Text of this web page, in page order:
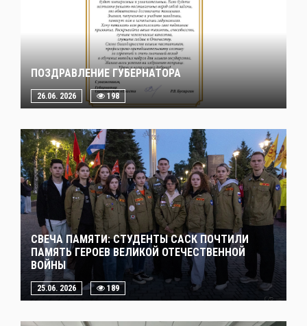
ПОЗДРАВЛЕНИЕ ГУБЕРНАТОРА
26.06. 2026 198
СВЕЧА ПАМЯТИ: СТУДЕНТЫ САСК ПОЧТИЛИ
ПАМЯТЬ ГЕРОЕВ ВЕЛИКОЙ ОТЕЧЕСТВЕННОЙ
ВОЙНЫ
25.06. 2026 189